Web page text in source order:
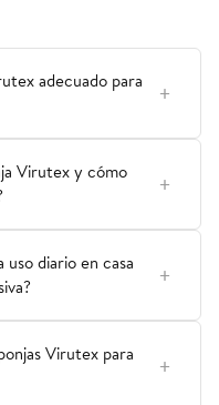
adecuado para
Virutex y cómo
uso diario en casa
Virutex para